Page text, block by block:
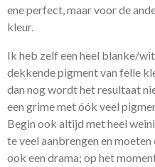
ene perfect, maar voor de
kleur.
Ik heb zelf een heel blanke/
dekkende pigment van felle
dan nog wordt het resultaat
een grime met óók veel
Begin ook altijd met heel
te veel aanbrengen en
ook een drama; op het